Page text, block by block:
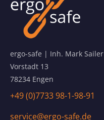
ergo-safe | Inh. Mark Sailer
Vorstadt 13
78234 Engen
+49 (0)7733 98-1-98-91
service@ergo-safe.de